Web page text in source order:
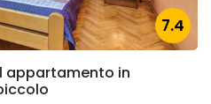
7.4
appartamento in